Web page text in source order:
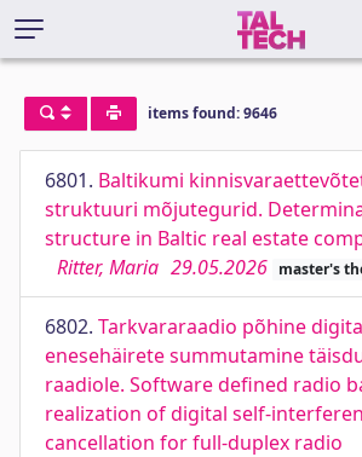
items found: 9646
6801. Baltikumi
struktuuri mõjutegurid.
structure in Baltic real estate
Ritter, Maria 29.05.2026 master's
6802. Tarkvararaadio põhine
enesehäirete summutamine
raadiole. Software defined radio
realization of digital self-
cancellation for full-duplex radio